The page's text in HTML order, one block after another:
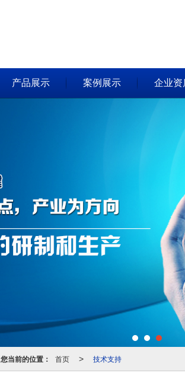
产品展示 案例展示 企业资
您当前的位置： 首页 > 技术支持